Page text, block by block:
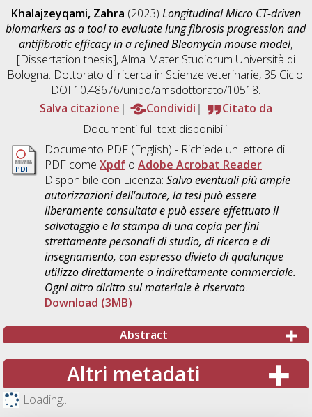
Khalajzeyqami, Zahra (2023) Longitudinal Micro CT-driven
biomarkers as a tool to evaluate lung fibrosis progression and
antifibrotic efficacy in a refined Bleomycin mouse model,
[Dissertation thesis], Alma Mater Studiorum Università di
Bologna. Dottorato di ricerca in Scienze veterinarie, 35 Ciclo.
DOI 10.48676/unibo/amsdottorato/10518.
Salva citazione
Condividi
Citato da
Documenti full-text disponibili:
Documento PDF(English) - Richiede un lettore di
PDF come Xpdfo Adobe Acrobat Reader
Disponibile con Licenza: Salvo eventuali più ampie
autorizzazioni dell'autore, la tesi può essere
liberamente consultata e può essere effettuato il
salvataggio e la stampa di una copia per fini
strettamente personali di studio, di ricerca e di
insegnamento, con espresso divieto di qualunque
utilizzo direttamente o indirettamente commerciale.
Ogni altro diritto sul materiale è riservato.
Download (3MB)
Abstract
Altri metadati
Loading...